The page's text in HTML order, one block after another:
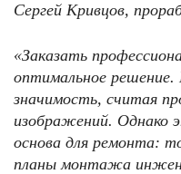
Сергей Кривцов,
«Заказать
оптимальное
значимость, считая
изображений. Однако
основа для ремонта:
планы монтажа